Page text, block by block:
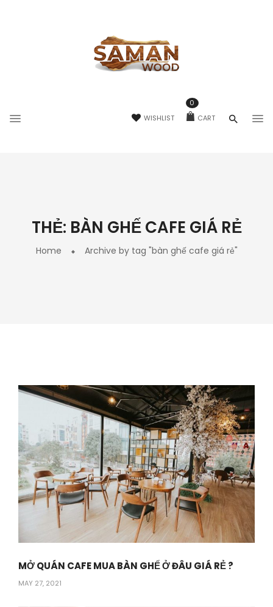
WISHLIST CART
0
THẺ: BÀN GHẾ CAFE GIÁ RẺ
Home Archive by tag "bàn ghế cafe giá rẻ"
MỞ QUÁN CAFE MUA BÀN GHẾ Ở ĐÂU GIÁ RẺ ?
MAY 27, 2021